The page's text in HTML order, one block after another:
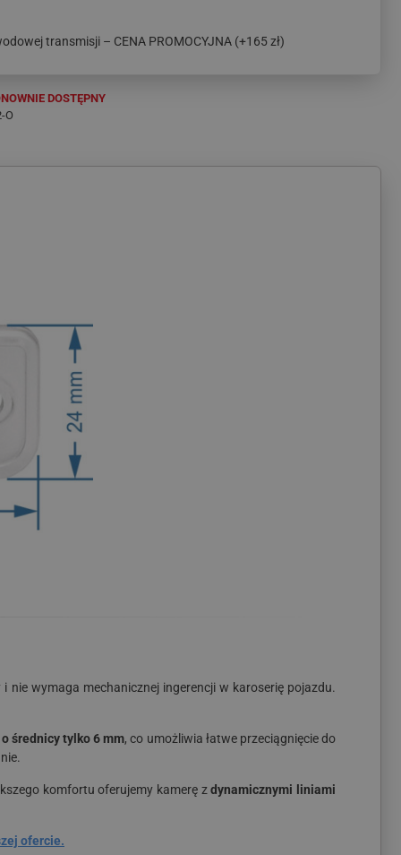
DOSTĘPNY
O
transmisji – CENA PROMOCYJNA (+165 zł)
nie wymaga mechanicznej ingerencji w karoserię pojazdu.
średnicy tylko 6 mm, co umożliwia łatwe przeciągnięcie do
komfortu oferujemy kamerę zdynamicznymi liniami
ofercie.